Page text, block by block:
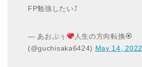
FP勉強したい⤴
— あおぷぅ
人生の方向転換🏵
(@guchisaka6424) May 14, 2022